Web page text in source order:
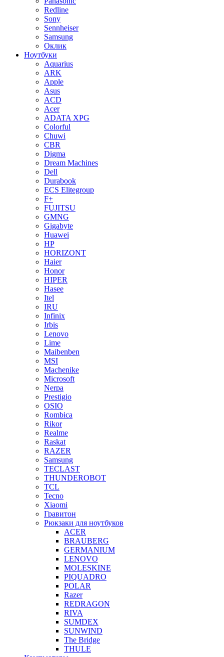
Redline
Sony
Sennheiser
Samsung
Оклик
Ноутбуки
Aquarius
ARK
Apple
Asus
ACD
Acer
ADATA XPG
Colorful
Chuwi
CBR
Digma
Dream Machines
Dell
Durabook
ECS Elitegroup
F+
FUJITSU
GMNG
Gigabyte
Huawei
HP
HORIZONT
Haier
Honor
HIPER
Hasee
Itel
IRU
Infinix
Irbis
Lenovo
Lime
Maibenben
MSI
Machenike
Microsoft
Nerpa
Prestigio
OSIO
Rombica
Rikor
Realme
Raskat
RAZER
Samsung
TECLAST
THUNDEROBOT
TCL
Tecno
Xiaomi
Гравитон
Рюкзаки для ноутбуков
ACER
BRAUBERG
GERMANIUM
LENOVO
MOLESKINE
PIQUADRO
POLAR
Razer
REDRAGON
RIVA
SUMDEX
SUNWIND
The Bridge
THULE